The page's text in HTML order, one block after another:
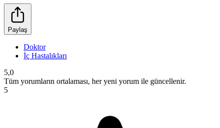
Paylaş
Doktor
İç Hastalıkları
5,0
Tüm yorumların ortalaması, her yeni yorum ile güncellenir.
5